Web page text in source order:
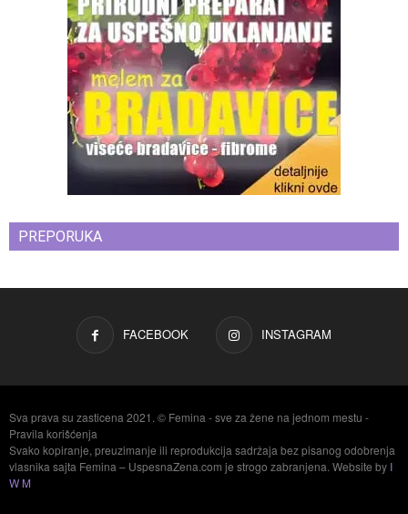
PREPORUKA
FACEBOOK INSTAGRAM
Sva prava su zasticena 2021. © Femina - sve za žene na jednom mestu -
Pravila korišćenja
Svako kopiranje, preuzimanje ili reprodukcija sadržaja bez pisanog odobrenja
vlasnika sajta Femina – UspesnaZena.com je strogo zabranjena. Website by I
W M